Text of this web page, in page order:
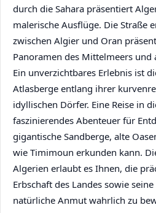
durch die Sahara präsentiert
malerische Ausflüge. Die Straße
zwischen Algier und Oran
Panoramen des Mittelmeers und
Ein unverzichtbares Erlebnis ist
Atlasberge entlang ihrer
idyllischen Dörfer. Eine Reise in
faszinierendes Abenteuer für
gigantische Sandberge, alte
wie Timimoun erkunden kann.
Algerien erlaubt es Ihnen, die
Erbschaft des Landes sowie
natürliche Anmut wahrlich zu